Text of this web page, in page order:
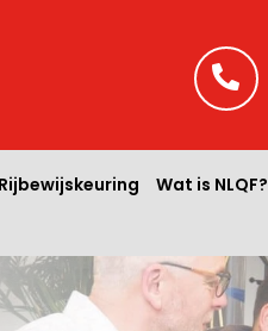
Rijbewijskeuring Wat is NLQF?